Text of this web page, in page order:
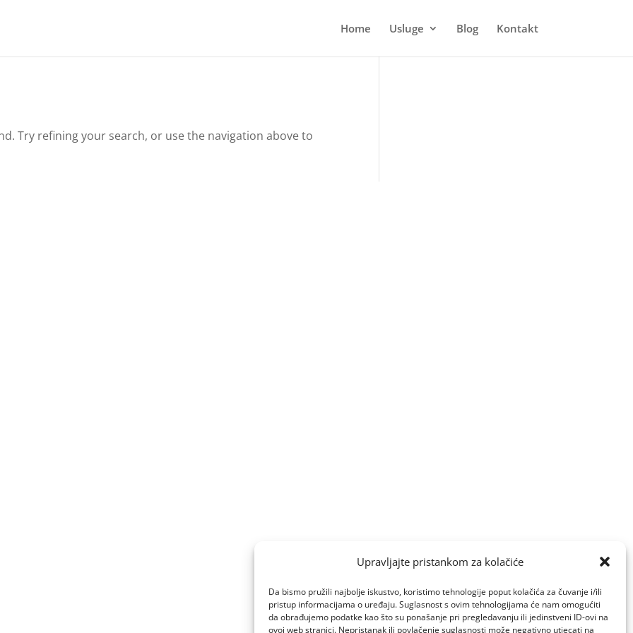
Upravljajte pristankom za kolačiće
Da bismo pružili najbolje iskustvo, koristimo tehnologije poput kolačića za čuvanje i/ili
pristup informacijama o uređaju. Suglasnost s ovim tehnologijama će nam omogućiti
da obrađujemo podatke kao što su ponašanje pri pregledavanju ili jedinstveni ID-ovi na
ovoj web stranici. Nepristanak ili povlačenje suglasnosti može negativno utjecati na
Home Usluge Blog Kontakt
Try refining your search, or use the navigation above to